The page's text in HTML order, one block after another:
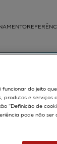
do jeito
produtos e
“Definição de
pode não ser